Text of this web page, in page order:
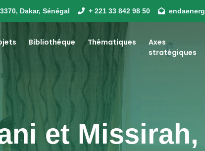
Dakar, Sénégal + 221 33 842 98 50
Bibliothéque Thématiques
Axes
stratégiques
et